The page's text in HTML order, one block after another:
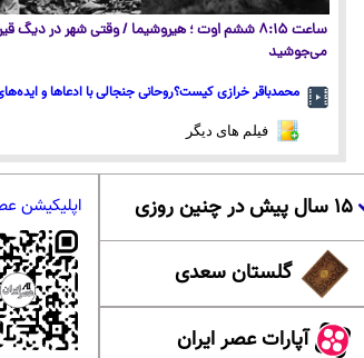
ساعت ۸:۱۵ ششم اوت ؛ هیروشیما / وقتی شهر در دیگ
می‌جوشید
محمدباقر خرازی کیست؟روحانی جنجالی با ادعاها و
فیلم های دیگر
۱۵ سال پیش در چنین روزی
گلستان سعدی
آپارات عصر ایران
اپلیکیشن